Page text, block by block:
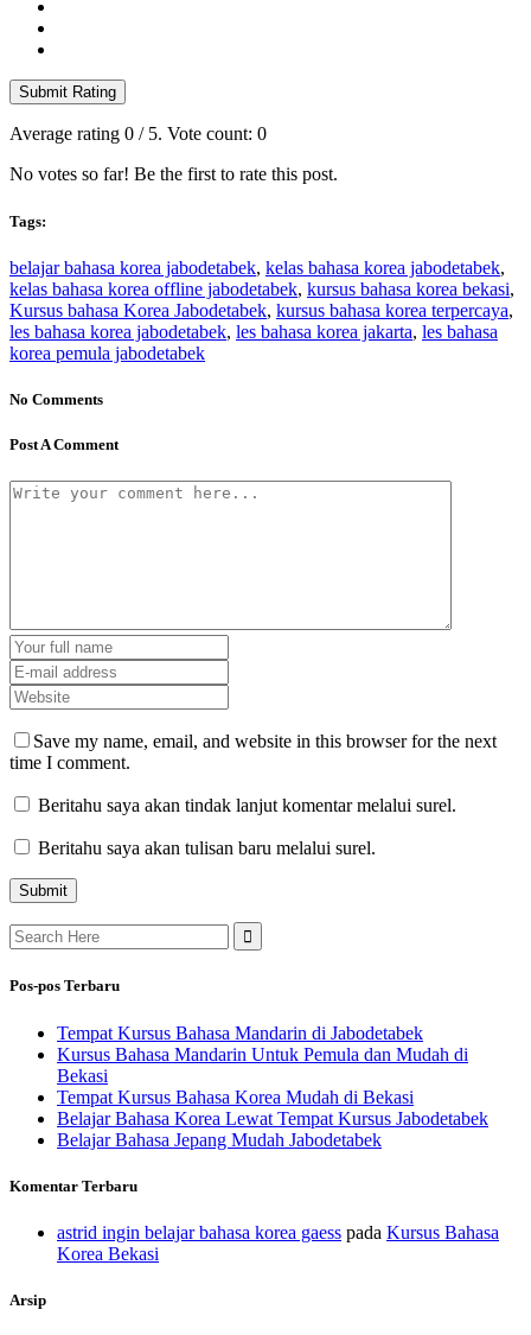
Submit Rating
Average rating 0 / 5. Vote count: 0
No votes so far! Be the first to rate this post.
Tags:
belajar bahasa korea jabodetabek, kelas bahasa korea jabodetabek,
kelas bahasa korea offline jabodetabek, kursus bahasa korea bekasi,
Kursus bahasa Korea Jabodetabek, kursus bahasa korea terpercaya,
les bahasa korea jabodetabek, les bahasa korea jakarta, les bahasa
korea pemula jabodetabek
No Comments
Post A Comment
Save my name, email, and website in this browser for the next
time I comment.
Beritahu saya akan tindak lanjut komentar melalui surel.
Beritahu saya akan tulisan baru melalui surel.
Search
for:
Pos-pos Terbaru
Tempat Kursus Bahasa Mandarin di Jabodetabek
Kursus Bahasa Mandarin Untuk Pemula dan Mudah di
Bekasi
Tempat Kursus Bahasa Korea Mudah di Bekasi
Belajar Bahasa Korea Lewat Tempat Kursus Jabodetabek
Belajar Bahasa Jepang Mudah Jabodetabek
Komentar Terbaru
astrid ingin belajar bahasa korea gaess pada Kursus Bahasa
Korea Bekasi
Arsip